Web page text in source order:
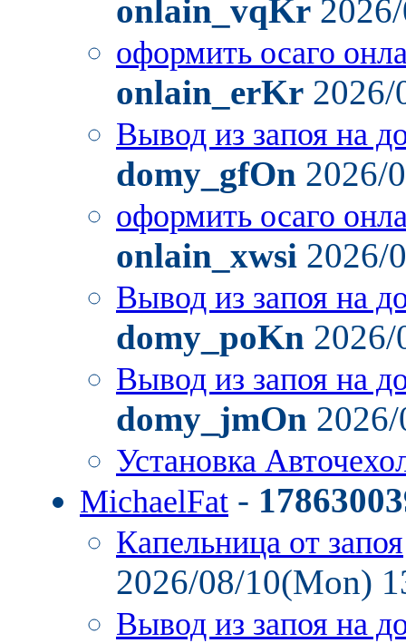
onlain_vqKr
оформить осаго
onlain_erKr
Вывод из запоя на
domy_gfOn 2026/
оформить осаго
onlain_xwsi 2026/
Вывод из запоя на
domy_poKn
Вывод из запоя на
domy_jmOn
Установка
MichaelFat -
Капельница от запоя
2026/08/10(Mon)
Вывод из запоя на